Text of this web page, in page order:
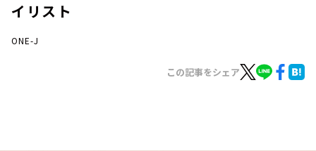
イリスト
ONE-J
この記事をシェア